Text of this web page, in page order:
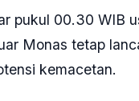
pukul 00.30 WIB
Monas tetap
kemacetan.